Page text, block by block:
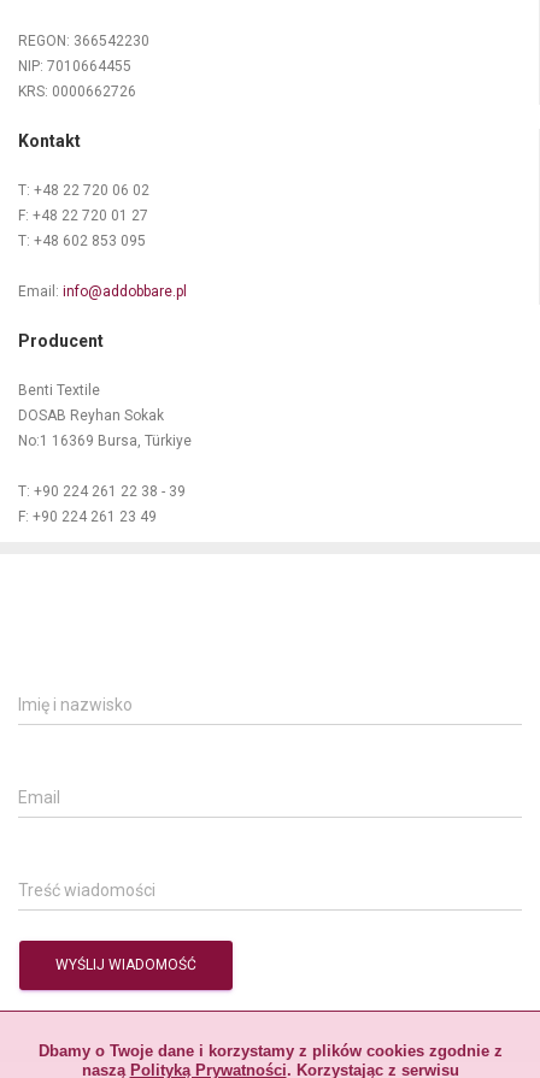
Dbamy o Twoje dane i korzystamy z plików cookies zgodnie z
naszą Polityką Prywatności. Korzystając z serwisu
REGON: 366542230
NIP: 7010664455
KRS: 0000662726
Kontakt
T: +48 22 720 06 02
F: +48 22 720 01 27
T: +48 602 853 095
Email: info@addobbare.pl
Producent
Benti Textile
DOSAB Reyhan Sokak
No:1 16369 Bursa, Türkiye
T: +90 224 261 22 38 - 39
F: +90 224 261 23 49